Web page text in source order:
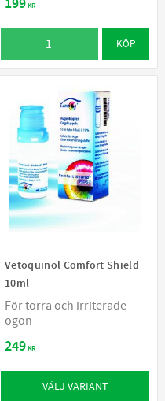
KR
KÖP
Vetoquinol Comfort Shield
10ml
För torra och irriterade
ögon
249KR
VÄLJ VARIANT